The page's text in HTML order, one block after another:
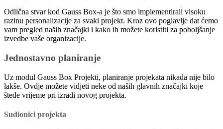
Odlična stvar kod Gauss Box-a je što smo implementirali visoku
razinu personalizacije za svaki projekt. Kroz ovo poglavlje dat ćemo
vam pregled naših značajki i kako ih možete koristiti za poboljšanje
izvedbe vaše organizacije.
Jednostavno planiranje
Uz modul Gauss Box Projekti, planiranje projekata nikada nije bilo
lakše. Ovdje možete vidjeti neke od naših glavnih značajki koje
štede vrijeme pri izradi novog projekta.
Sudionici projekta